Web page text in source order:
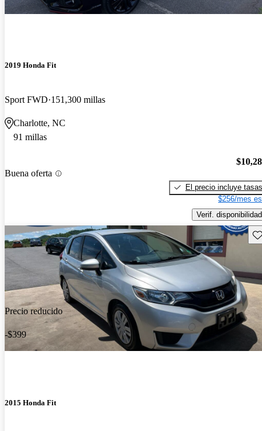
2019 Honda Fit
Sport FWD 151,300 millas
Charlotte, NC
91 millas
Buena oferta
El precio incluye tasas
$256/mes
Verif. disponibilidad
Precio reducido
-$399
2015 Honda Fit